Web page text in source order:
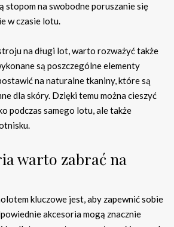
stopom na swobodne poruszanie się
w czasie lotu.
na długi lot, warto rozważyć także
są poszczególne elementy
na naturalne tkaniny, które są
dla skóry. Dzięki temu można cieszyć
podczas samego lotu, ale także
warto zabrać na
kluczowe jest, aby zapewnić sobie
akcesoria mogą znacznie